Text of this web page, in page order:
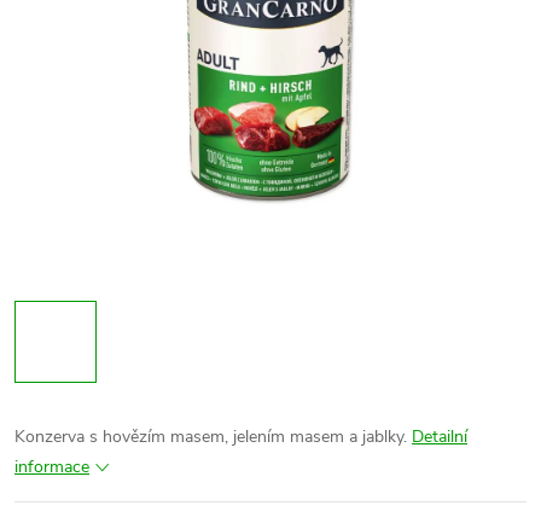
Konzerva s hovězím masem, jelením masem a jablky. Detailní
informace